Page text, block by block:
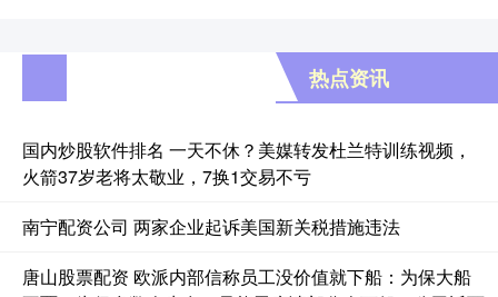
热点资讯
国内炒股软件排名 一天不休？美媒转发杜兰特训练视频，
火箭37岁老将太敬业，7换1交易不亏
南宁配资公司 两家企业起诉美国新关税措施违法
唐山股票配资 欧派内部信称员工没价值就下船：为保大船